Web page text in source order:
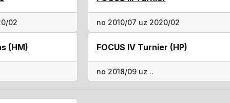
02 no 2010/07 uz 2020/02
(HM) FOCUS IV Turnier (HP)
no 2018/09 uz ..